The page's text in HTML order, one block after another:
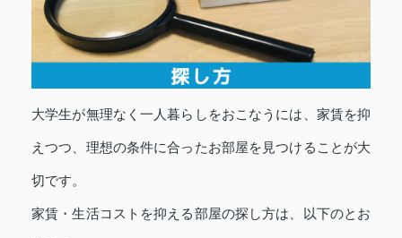
大学生が無理なく一人暮らしをおこなうには、家賃を抑
えつつ、理想の条件に合ったお部屋を見つけることが大
切です。
家賃・生活コストを抑える部屋の探し方は、以下のとお